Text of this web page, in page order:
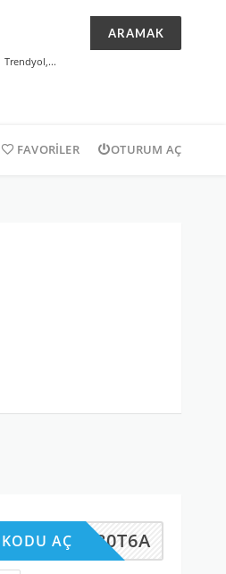
ARAMAK
Trendyol,...
FAVORILER OTURUM AÇ
NED80T6A
KODU AÇ